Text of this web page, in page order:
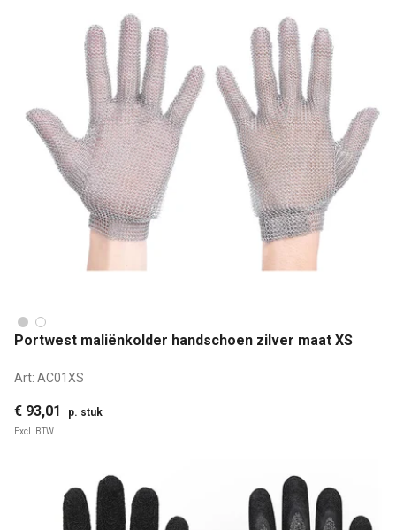
Portwest maliënkolder handschoen zilver maat XS
Art: AC01XS
€ 93,01 p. stuk
Excl. BTW